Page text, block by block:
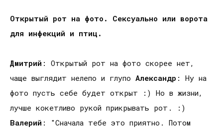
Открытый рот на фото. Сексуально или ворота
для инфекций и птиц.
Дмитрий : Открытый рот на фото скорее нет,
чаще выглядит нелепо и глупо Александр : Ну на
фото пусть себе будет открыт :) Но в жизни,
лучше кокетливо рукой прикрывать рот. :)
Валерий : "Сначала тебе это приятно. Потом